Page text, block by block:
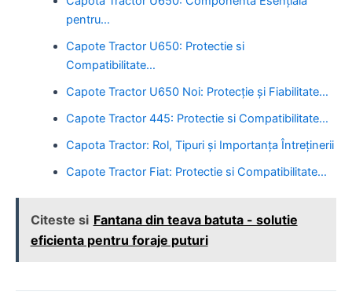
pentru…
Capote Tractor U650: Protectie si
Compatibilitate…
Capote Tractor U650 Noi: Protecție și Fiabilitate…
Capote Tractor 445: Protectie si Compatibilitate…
Capota Tractor: Rol, Tipuri și Importanța Întreținerii
Capote Tractor Fiat: Protectie si Compatibilitate…
Citeste si Fantana din teava batuta - solutie
eficienta pentru foraje puturi